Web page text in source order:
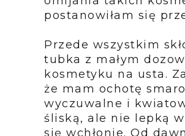
postanowiłam się
Przede wszystkim
tubka z małym
kosmetyku na usta.
że mam ochotę
wyczuwalne i
śliską, ale nie lepką
się wchłonie. Od